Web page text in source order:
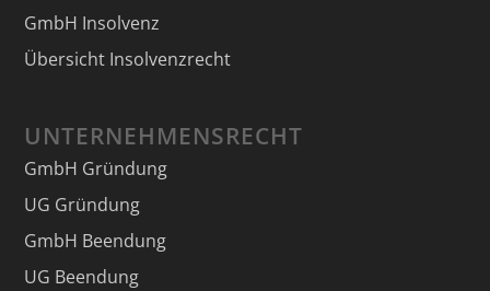
GmbH Insolvenz
Übersicht Insolvenzrecht
UNTERNEHMENSRECHT
GmbH Gründung
UG Gründung
GmbH Beendung
UG Beendung